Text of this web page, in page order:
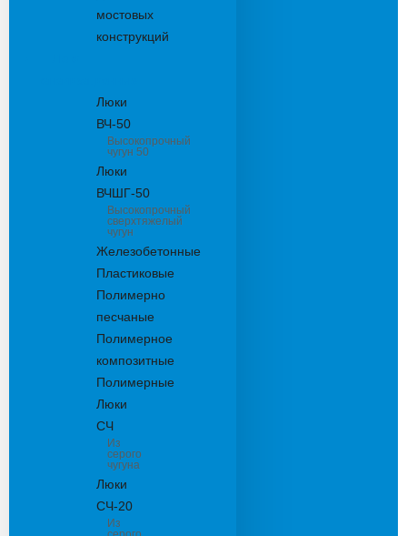
мостовых
конструкций
Люки
ВЧ-50
Высокопрочный
чугун 50
Люки
ВЧШГ-50
Высокопрочный
сверхтяжелый
чугун
Железобетонные
Пластиковые
Полимерно
песчаные
Полимерное
композитные
Полимерные
Люки
СЧ
Из
серого
чугуна
Люки
СЧ-20
Из